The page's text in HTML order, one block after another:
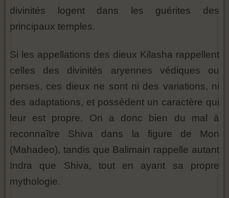
divinités logent dans les guérites des
principaux temples.
Si les appellations des dieux Kilasha rappellent
celles des divinités aryennes védiques ou
perses, ces dieux ne sont ni des variations, ni
des adaptations, et possèdent un caractère qui
leur est propre. On a donc bien du mal à
reconnaître Shiva dans la figure de Mon
(Mahadeo), tandis que Balimain rappelle autant
Indra que Shiva, tout en ayant sa propre
mythologie.